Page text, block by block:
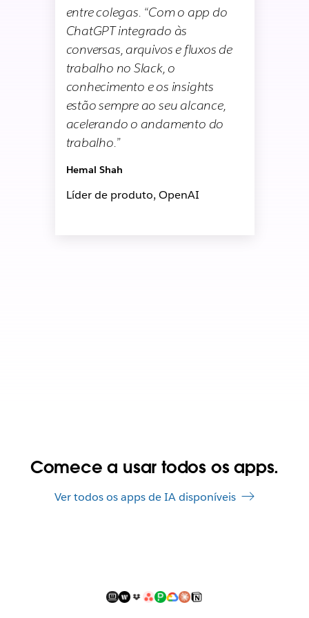
entre colegas. “Com o app do
ChatGPT integrado às
conversas, arquivos e fluxos de
trabalho no Slack, o
conhecimento e os insights
estão sempre ao seu alcance,
acelerando o andamento do
trabalho.”
Hemal Shah
Líder de produto, OpenAI
Comece a usar todos os apps.
Ver todos os apps de IA disponíveis